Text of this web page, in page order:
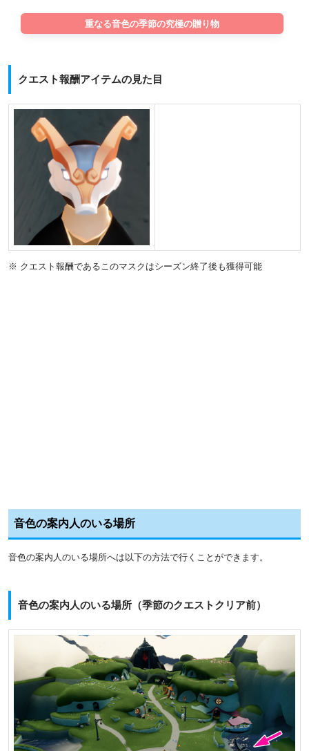
重なる音色の季節の究極の贈り物
クエスト報酬アイテムの見た目
※ クエスト報酬であるこのマスクはシーズン終了後も獲得可能
音色の案内人のいる場所
音色の案内人のいる場所へは以下の方法で行くことができます。
音色の案内人のいる場所（季節のクエストクリア前）